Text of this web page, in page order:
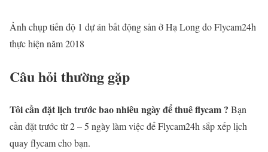
Ảnh chụp tiến độ 1 dự án bất động sản ở Hạ Long do Flycam24h
thực hiện năm 2018
Câu hỏi thường gặp
Tôi cần đặt lịch trước bao nhiêu ngày để thuê flycam ? Bạn
cần đặt trước từ 2 – 5 ngày làm việc để Flycam24h sắp xếp lịch
quay flycam cho bạn.